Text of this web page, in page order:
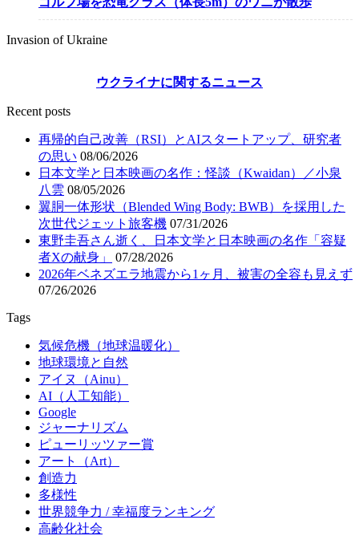
Invasion of Ukraine
ウクライナに関するニュース
Recent posts
再帰的自己改善（RSI）とAIスタートアップ、研究者
の思い 08/06/2026
日本文学と日本映画の名作：怪談（Kwaidan）／小泉
八雲 08/05/2026
翼胴一体形状（Blended Wing Body: BWB）を採用した
次世代ジェット旅客機 07/31/2026
東野圭吾さん逝く、日本文学と日本映画の名作「容疑
者Xの献身」
07/28/2026
2026年ベネズエラ地震から1ヶ月、被害の全容も見えず
07/26/2026
Tags
気候危機（地球温暖化）
地球環境と自然
アイヌ（Ainu）
AI（人工知能）
Google
ジャーナリズム
ピューリッツァー賞
アート（Art）
創造力
多様性
世界競争力 / 幸福度ランキング
高齢化社会